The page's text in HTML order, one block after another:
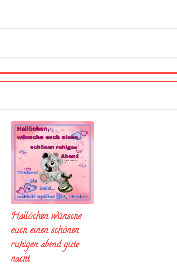
Hallöchen wünsche
euch einen schönen
ruhigen abend gute
nacht